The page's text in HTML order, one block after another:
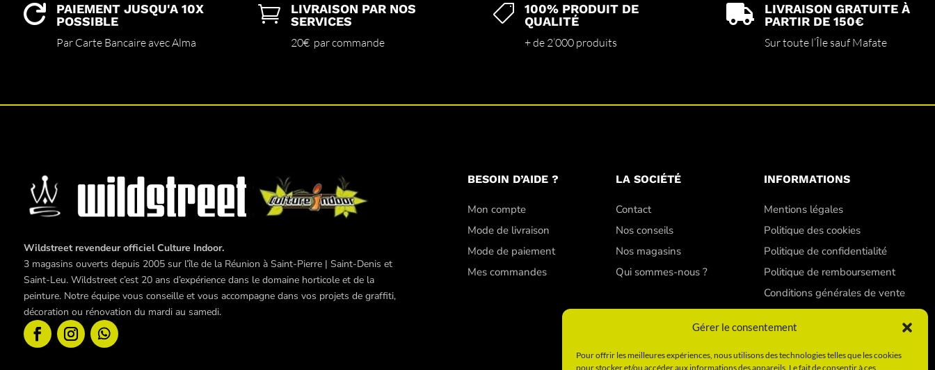
Gérer le consentement
Pour offrir les meilleures expériences, nous utilisons des technologies telles que les cookies
pour stocker et/ou accéder aux informations des appareils. Le fait de consentir à ces

PAIEMENT JUSQU'A 10X
POSSIBLE
Par Carte Bancaire avec Alma

LIVRAISON PAR NOS
SERVICES
20€ par commande

100% PRODUIT DE
QUALITÉ
+ de 2’000 produits

LIVRAISON GRATUITE À
PARTIR DE 150€
Sur toute l’Île sauf Mafate
Wildstreet revendeur officiel Culture Indoor.
3 magasins ouverts depuis 2005 sur l’île de la Réunion à Saint-Pierre | Saint-Denis et
Saint-Leu. Wildstreet c’est 20 ans d’expérience dans le domaine horticole et de la
peinture. Notre équipe vous conseille et vous accompagne dans vos projets de graffiti,
décoration ou rénovation du mardi au samedi.
BESOIN D’AIDE ?
Mon compte
Mode de livraison
Mode de paiement
Mes commandes
LA SOCIÉTÉ
Contact
Nos conseils
Nos magasins
Qui sommes-nous ?
INFORMATIONS
Mentions légales
Politique des cookies
Politique de confidentialité
Politique de remboursement
Conditions générales de vente